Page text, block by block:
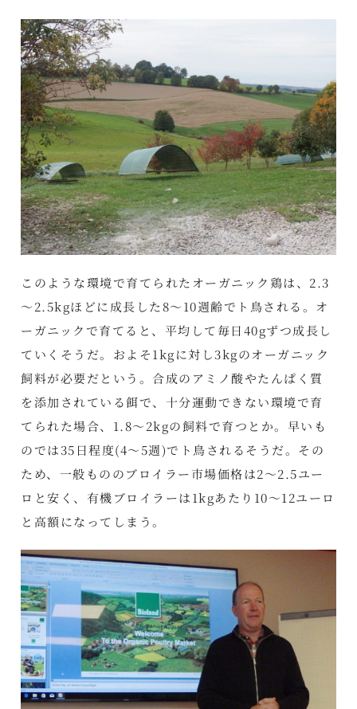
このような環境で育てられたオーガニック鶏は、2.3
～2.5kgほどに成長した8～10週齢でト鳥される。オ
ーガニックで育てると、平均して毎日40gずつ成長し
ていくそうだ。およそ1kgに対し3kgのオーガニック
飼料が必要だという。合成のアミノ酸やたんぱく質
を添加されている餌で、十分運動できない環境で育
てられた場合、1.8～2kgの飼料で育つとか。早いも
のでは35日程度(4～5週)でト鳥されるそうだ。その
ため、一般もののブロイラー市場価格は2～2.5ユー
ロと安く、有機ブロイラーは1kgあたり10～12ユーロ
と高額になってしまう。